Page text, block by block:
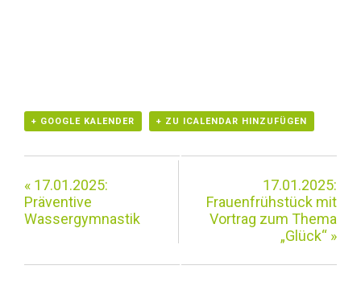
+ GOOGLE KALENDER + ZU ICALENDAR HINZUFÜGEN
« 17.01.2025:
Präventive
Wassergymnastik
17.01.2025:
Frauenfrühstück mit
Vortrag zum Thema
„Glück“ »